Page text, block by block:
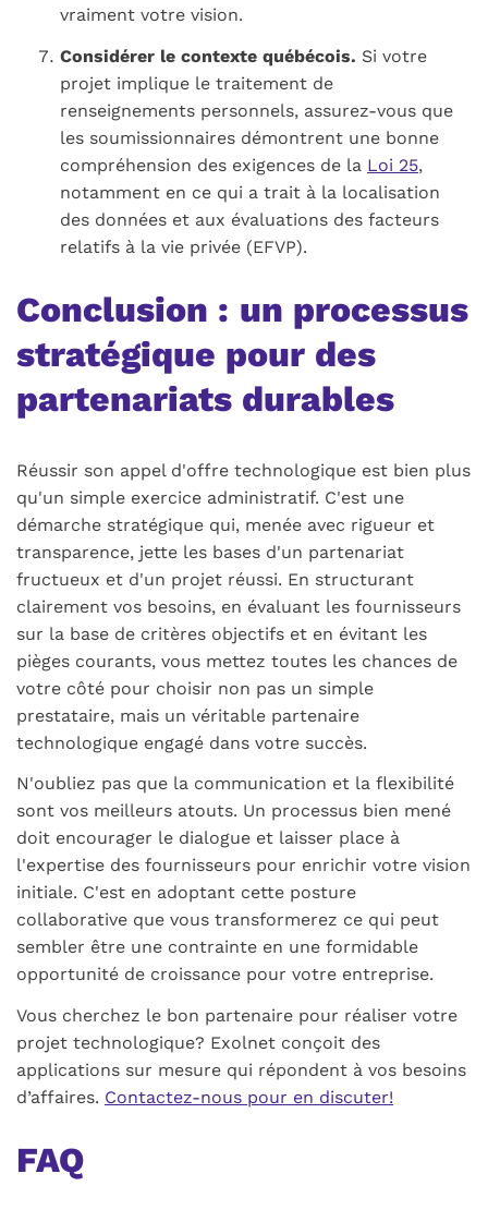
vraiment votre vision.
Considérer le contexte québécois. Si votre
projet implique le traitement de
renseignements personnels, assurez-vous que
les soumissionnaires démontrent une bonne
compréhension des exigences de la Loi 25,
notamment en ce qui a trait à la localisation
des données et aux évaluations des facteurs
relatifs à la vie privée (EFVP).
Conclusion : un processus
stratégique pour des
partenariats durables
Réussir son appel d'offre technologique est bien plus
qu'un simple exercice administratif. C'est une
démarche stratégique qui, menée avec rigueur et
transparence, jette les bases d'un partenariat
fructueux et d'un projet réussi. En structurant
clairement vos besoins, en évaluant les fournisseurs
sur la base de critères objectifs et en évitant les
pièges courants, vous mettez toutes les chances de
votre côté pour choisir non pas un simple
prestataire, mais un véritable partenaire
technologique engagé dans votre succès.
N'oubliez pas que la communication et la flexibilité
sont vos meilleurs atouts. Un processus bien mené
doit encourager le dialogue et laisser place à
l'expertise des fournisseurs pour enrichir votre vision
initiale. C'est en adoptant cette posture
collaborative que vous transformerez ce qui peut
sembler être une contrainte en une formidable
opportunité de croissance pour votre entreprise.
Vous cherchez le bon partenaire pour réaliser votre
projet technologique? Exolnet conçoit des
applications sur mesure qui répondent à vos besoins
d’affaires. Contactez-nous pour en discuter!
FAQ